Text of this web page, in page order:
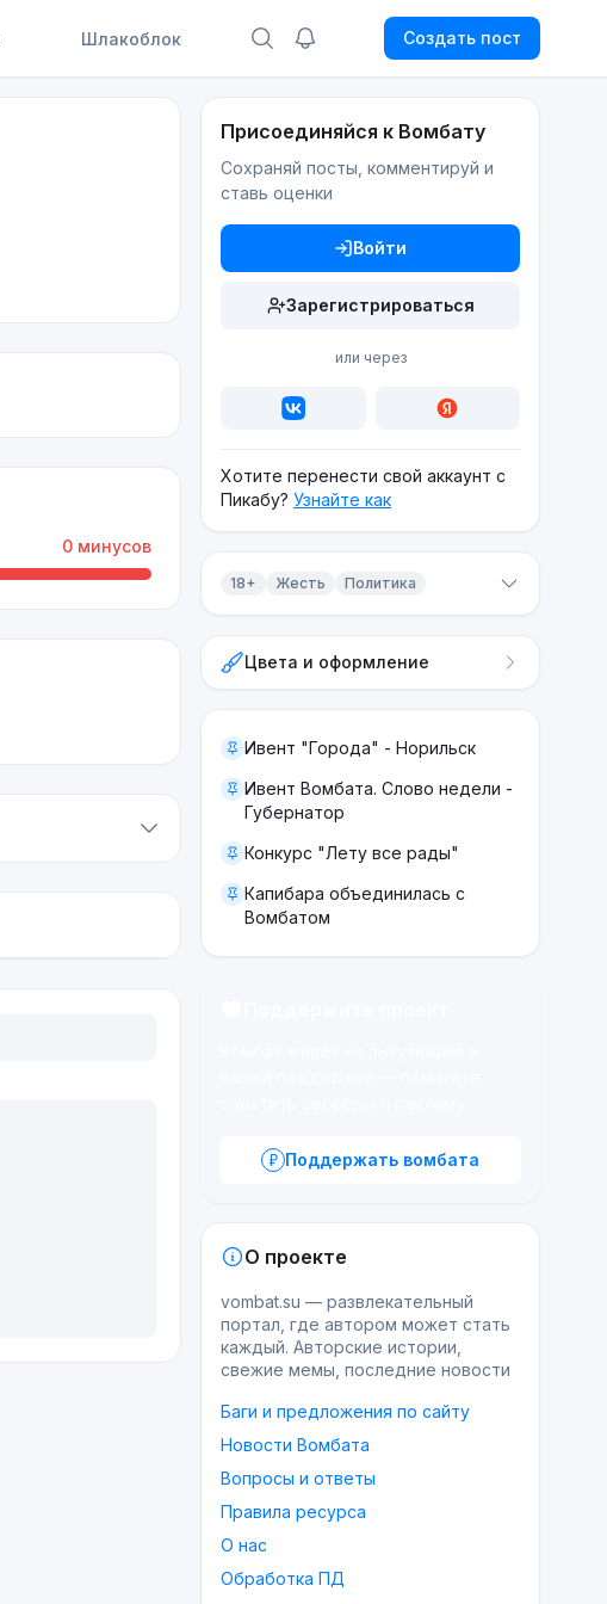
Шлакоблок Создать пост
0 минусов
Присоединяйся к Вомбату
Сохраняй посты, комментируй и
ставь оценки
Войти
Зарегистрироваться
или через
Хотите перенести свой аккаунт с
Пикабу? Узнайте как
18+ Жесть Политика
ЖестьЦвета и оформление
Ивент "Города" - Норильск
Ивент Вомбата. Слово недели -
Губернатор
Конкурс "Лету все рады"
Капибара объединилась с
Вомбатом
Поддержать вомбата
О проекте
vombat.su — развлекательный
портал, где автором может стать
каждый. Авторские истории,
свежие мемы, последние новости
Баги и предложения по сайту
Новости Вомбата
Вопросы и ответы
Правила ресурса
О нас
Обработка ПД